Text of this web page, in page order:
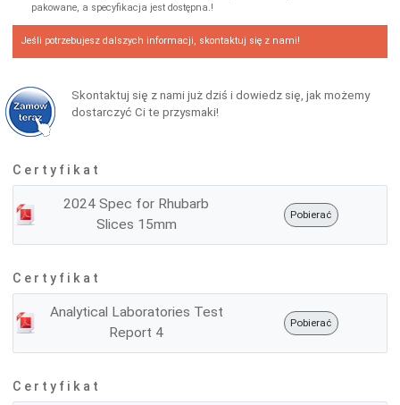
pakowane, a specyfikacja jest dostępna.!
Jeśli potrzebujesz dalszych informacji, skontaktuj się z nami!
Skontaktuj się z nami już dziś i dowiedz się, jak możemy
dostarczyć Ci te przysmaki!
Certyfikat
2024 Spec for Rhubarb
Slices 15mm
Pobierać
Certyfikat
Analytical Laboratories Test
Report 4
Pobierać
Certyfikat